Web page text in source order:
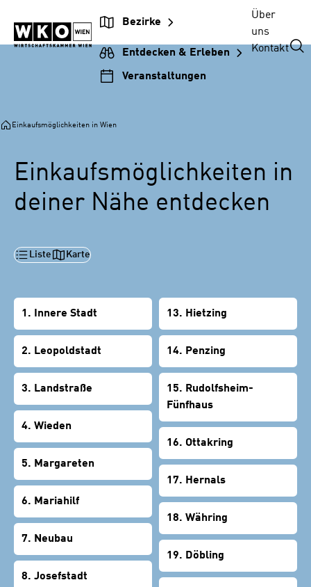
Unternehmensnavigation
springen
Inhalt
springen
Hauptnavigation
springen
Footer
springen
Bezirke
Entdecken & Erleben
Veranstaltungen
Über
uns
Kontakt
Einkaufsmöglichkeiten in Wien
Einkaufsmöglichkeiten in
deiner Nähe entdecken
Liste Karte
1. Innere Stadt
2. Leopoldstadt
3. Landstraße
4. Wieden
5. Margareten
6. Mariahilf
7. Neubau
8. Josefstadt
13. Hietzing
14. Penzing
15. Rudolfsheim-
Fünfhaus
16. Ottakring
17. Hernals
18. Währing
19. Döbling